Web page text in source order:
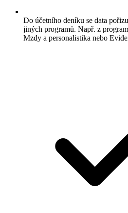
Do účetního deníku se data
jiných programů. Např. z
Mzdy a personalistika nebo